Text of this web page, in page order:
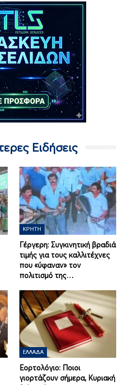
Ειδήσεις
ΚΡΉΤΗ
Γέργερη: Συγκινητική βραδιά
τιμής για τους καλλιτέχνες
που «ύφαναν» τον
πολιτισμό της…
ΕΛΛΆΔΑ
Εορτολόγιο: Ποιοι
γιορτάζουν σήμερα, Κυριακή